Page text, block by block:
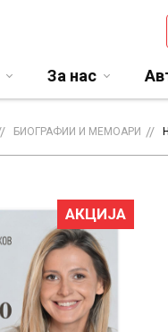
За нас
БИОГРАФИИ И МЕМОАРИ
АКЦИЈА